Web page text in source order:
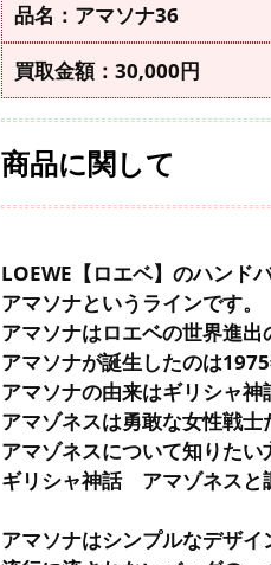
品名：アマソナ36
買取金額：30,000円
商品に関して
LOEWE【ロエベ】のハンド
アマソナというラインです。
アマソナはロエベの世界進出
アマソナが誕生したのは
アマソナの由来はギリシャ神
アマゾネスは勇敢な女性戦士
アマゾネスについて知りたい
ギリシャ神話 アマゾネス
アマソナはシンプルなデザ